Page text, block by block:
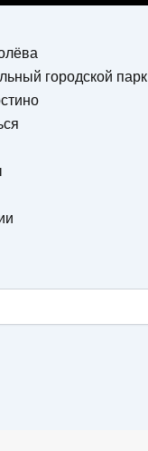
городской парк